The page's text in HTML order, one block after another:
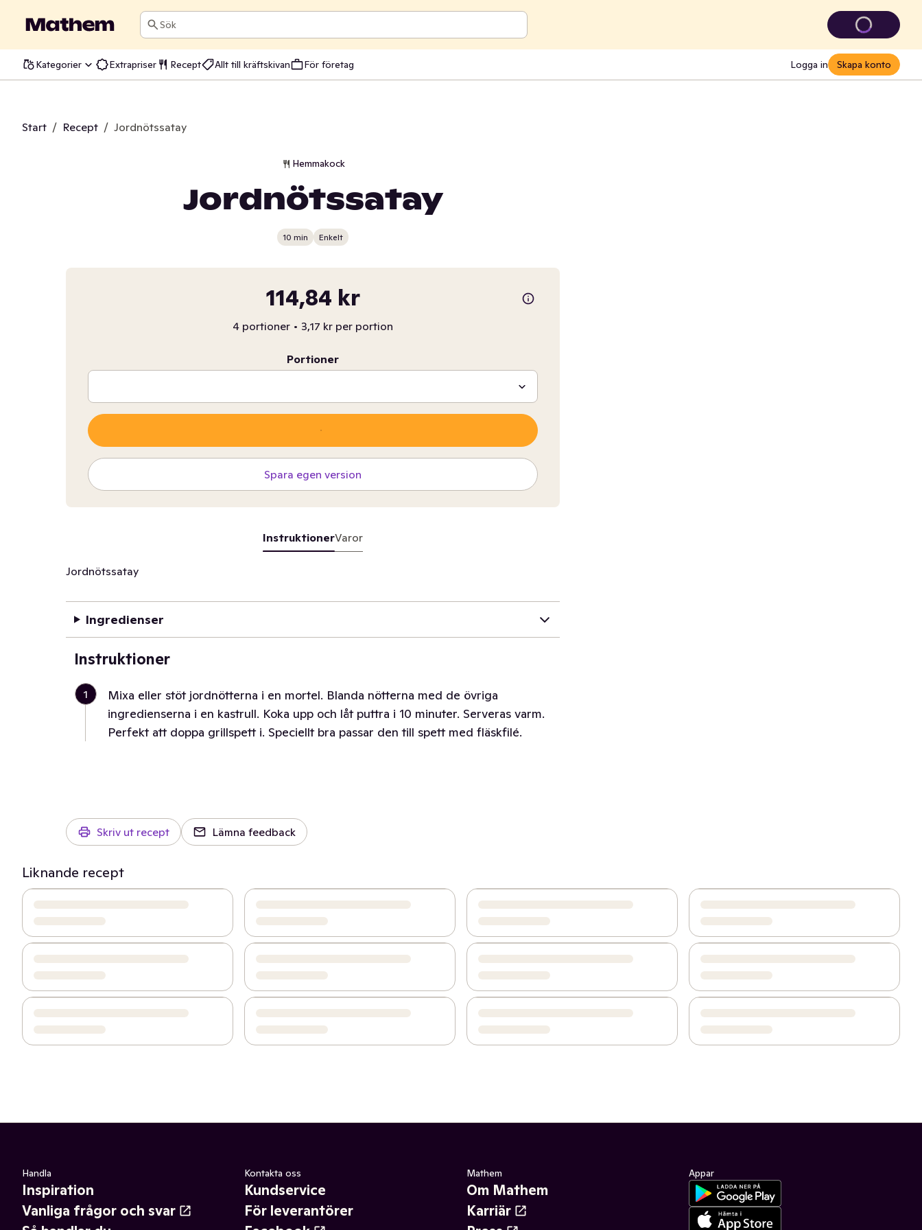
Sök
Kategorier Extrapriser Recept Allt till kräftskivan För företag Logga in Skapa konto
Start / Recept / Jordnötssatay
Hemmakock
Jordnötssatay
10 min Enkelt
114,84 kr
4 portioner • 3,17 kr per portion
Portioner
Spara egen version
InstruktionerVaror
Jordnötssatay
Ingredienser
Instruktioner
1
Mixa eller stöt jordnötterna i en mortel. Blanda nötterna med de övriga
ingredienserna i en kastrull. Koka upp och låt puttra i 10 minuter. Serveras varm.
Perfekt att doppa grillspett i. Speciellt bra passar den till spett med fläskfilé.
Skriv ut recept Lämna feedback
Liknande recept
Handla
Inspiration
Vanliga frågor och svar
Kontakta oss
Kundservice
För leverantörer
Mathem
Om Mathem
Karriär
Appar